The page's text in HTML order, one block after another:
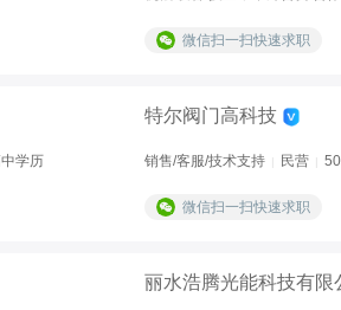
微信扫一扫快速求职
特尔阀门高科技
学历 销售/客服/技术支持 民营
微信扫一扫快速求职
丽水浩腾光能科技有限